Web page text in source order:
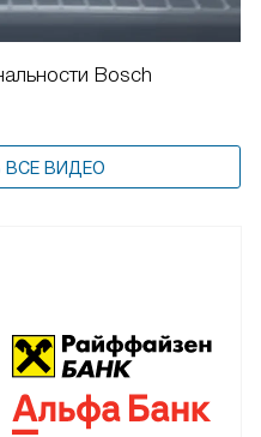
Bosch
ВСЕ ВИДЕО